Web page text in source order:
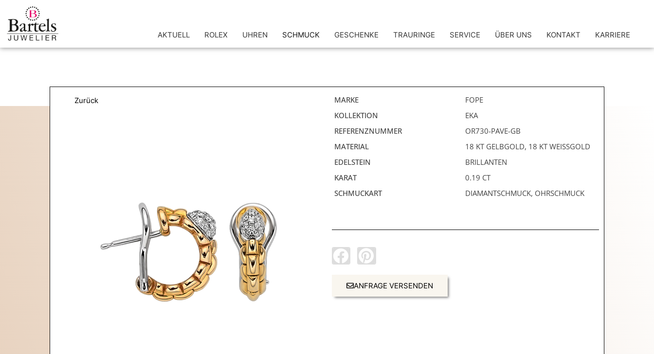
Inhalt
springen
AKTUELL ROLEX UHREN SCHMUCK GESCHENKE TRAURINGE SERVICE ÜBER UNS KONTAKT KARRIERE
Zurück MARKE
FOPE
KOLLEKTION
EKA
REFERENZNUMMER
OR730-PAVE-GB
MATERIAL
18 KT GELBGOLD, 18 KT WEISSGOLD
EDELSTEIN
BRILLANTEN
KARAT
0.19 CT
SCHMUCKART
DIAMANTSCHMUCK, OHRSCHMUCK
ANFRAGE VERSENDEN